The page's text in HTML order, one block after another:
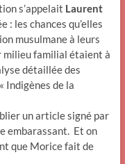
s’appelait Laurent
: les chances qu’elles
musulmane à leurs
milieu familial étaient à
détaillée des
Indigènes de la
un article signé par
embarassant. Et on
que Morice fait de